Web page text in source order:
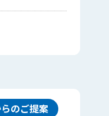
のご提案